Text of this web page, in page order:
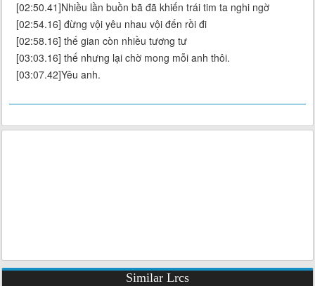
[02:50.41]Nhiều lần buồn bã đã khiến trái tim ta nghi ngờ
[02:54.16] đừng vội yêu nhau vội đến rồi đi
[02:58.16] thế gian còn nhiều tương tư
[03:03.16] thế nhưng lại chờ mong mỗi anh thôi.
[03:07.42]Yêu anh.
Similar Lrcs